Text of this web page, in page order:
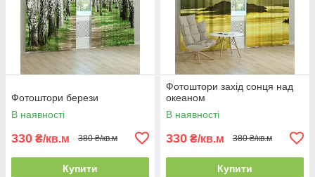
Фотоштори берези
В наявності
330 ₴/кв.м 380 ₴/кв.м
Купити
Фотоштори захід сонця над
океаном
В наявності
330 ₴/кв.м 380 ₴/кв.м
Купити